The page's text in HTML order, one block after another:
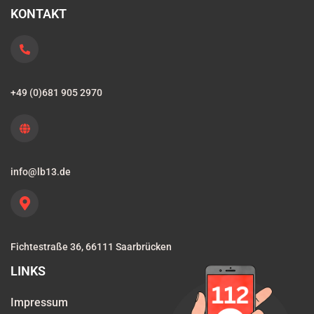
KONTAKT
+49 (0)681 905 2970
info@lb13.de
Fichtestraße 36, 66111 Saarbrücken
LINKS
Impressum